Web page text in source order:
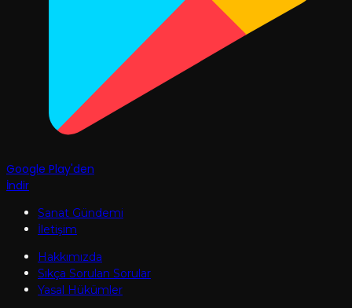
Google Play'den
İndir
Sanat Gündemi
İletişim
Hakkımızda
Sıkça Sorulan Sorular
Yasal Hükümler